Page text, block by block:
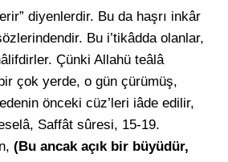
diyenlerdir. Bu da haşrı inkâr
Bu i’tikâdda olanlar,
Çünki Allahü teâlâ
çok yerde, o gün çürümüş,
önceki cüz’leri iâde edilir,
Saffât sûresi, 15-19.
(Bu ancak açık bir büyüdür,